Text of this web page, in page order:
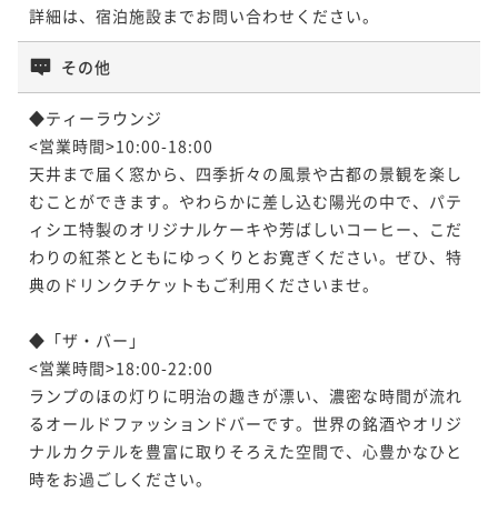
詳細は、宿泊施設までお問い合わせください。
その他
◆ティーラウンジ
<営業時間>10:00-18:00
天井まで届く窓から、四季折々の風景や古都の景観を楽し
むことができます。やわらかに差し込む陽光の中で、パテ
ィシエ特製のオリジナルケーキや芳ばしいコーヒー、こだ
わりの紅茶とともにゆっくりとお寛ぎください。ぜひ、特
典のドリンクチケットもご利用くださいませ。
◆「ザ・バー」
<営業時間>18:00-22:00
ランプのほの灯りに明治の趣きが漂い、濃密な時間が流れ
るオールドファッションドバーです。世界の銘酒やオリジ
ナルカクテルを豊富に取りそろえた空間で、心豊かなひと
時をお過ごしください。